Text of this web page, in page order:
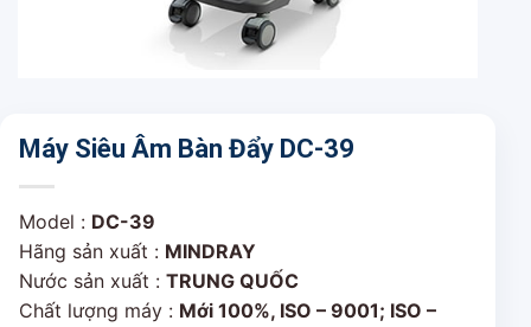
Máy Siêu Âm Bàn Đẩy DC-39
Model : DC-39
Hãng sản xuất : MINDRAY
Nước sản xuất : TRUNG QUỐC
Chất lượng máy : Mới 100%, ISO – 9001; ISO –